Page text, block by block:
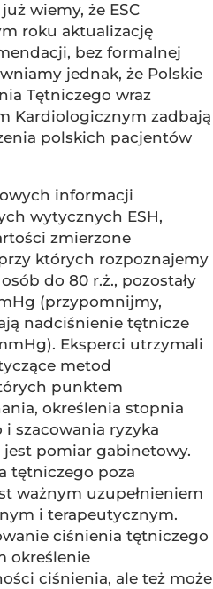
wiemy, że ESC
roku aktualizację
bez formalnej
jednak, że Polskie
Tętniczego wraz
Kardiologicznym zadbają
polskich pacjentów
informacji
wytycznych ESH,
zmierzone
których rozpoznajemy
do 80 r.ż., pozostały
(przypomnijmy,
nadciśnienie tętnicze
Eksperci utrzymali
metod
punktem
określenia stopnia
szacowania ryzyka
pomiar gabinetowy.
tętniczego poza
ważnym uzupełnieniem
i terapeutycznym.
ciśnienia tętniczego
określenie
ciśnienia, ale też może